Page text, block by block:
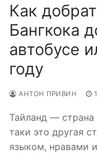
Как
Бангкока
автобусе
году
АНТОН ПРИВИН
Тайланд — страна
таки это другая
языком, нравами